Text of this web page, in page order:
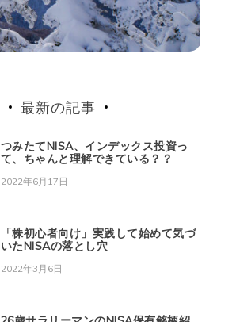
最新の記事
つみたてNISA、インデックス投資っ
て、ちゃんと理解できている？？
2022年6月17日
「株初心者向け」実践して始めて気づ
いたNISAの落とし穴
2022年3月6日